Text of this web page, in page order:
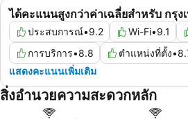
ได้คะแนนสูงกว่าค่าเฉลี่ยสำหรับ กรุง
ประสบการณ์•9.2 Wi-Fi•9.1
การบริการ•8.8 ตำแหน่งที่ตั้ง•
แสดงคะแนนเพิ่มเติม
สิ่งอำนวยความสะดวกหลัก